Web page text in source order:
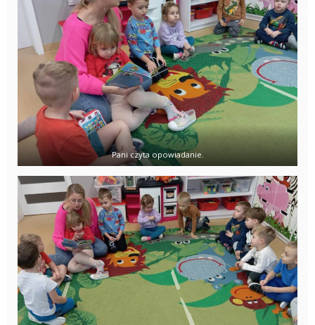
Pani czyta opowiadanie.